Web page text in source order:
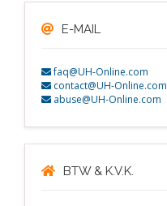
E-MAIL
faq@UH-Online.com
contact@UH-Online.com
abuse@UH-Online.com
BTW & K.V.K.